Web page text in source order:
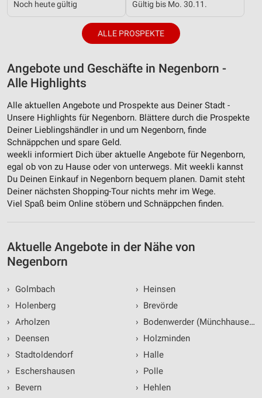
Noch heute gültig Gültig bis Mo. 30.11.
ALLE PROSPEKTE
Angebote und Geschäfte in Negenborn -
Alle Highlights
Alle aktuellen Angebote und Prospekte aus Deiner Stadt -
Unsere Highlights für Negenborn. Blättere durch die Prospekte
Deiner Lieblingshändler in und um Negenborn, finde
Schnäppchen und spare Geld.
weekli informiert Dich über aktuelle Angebote für Negenborn,
egal ob von zu Hause oder von unterwegs. Mit weekli kannst
Du Deinen Einkauf in Negenborn bequem planen. Damit steht
Deiner nächsten Shopping-Tour nichts mehr im Wege.
Viel Spaß beim Online stöbern und Schnäppchen finden.
Aktuelle Angebote in der Nähe von
Negenborn
›
Golmbach
›
Holenberg
› Arholzen
›
Deensen
› Stadtoldendorf
›
Eschershausen
›
Bevern
› Heinsen
› Brevörde
› Bodenwerder
› Holzminden
› Halle
› Polle
› Hehlen